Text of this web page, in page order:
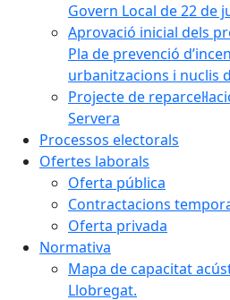
Govern Local de 22 de
Aprovació inicial dels
Pla de prevenció
urbanitzacions i nuclis
Projecte de
Servera
Processos electorals
Ofertes laborals
Oferta pública
Contractacions
Oferta privada
Normativa
Mapa de capacitat
Llobregat.